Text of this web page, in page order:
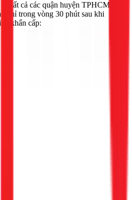
tất cả các quận huyện TPHCM,
chỉ trong vòng 30 phút sau khi
khẩn cấp: